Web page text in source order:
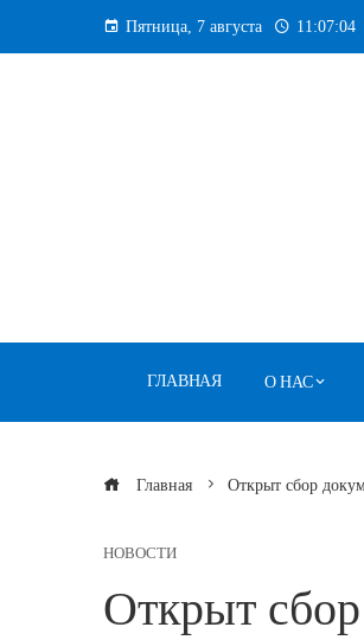
Пятница, 7 августа 11:07:04
ГЛАВНАЯ О НАС
Главная Открыт сбор
НОВОСТИ
Открыт